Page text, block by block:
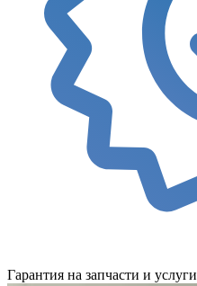
Гарантия на запчасти и услуги